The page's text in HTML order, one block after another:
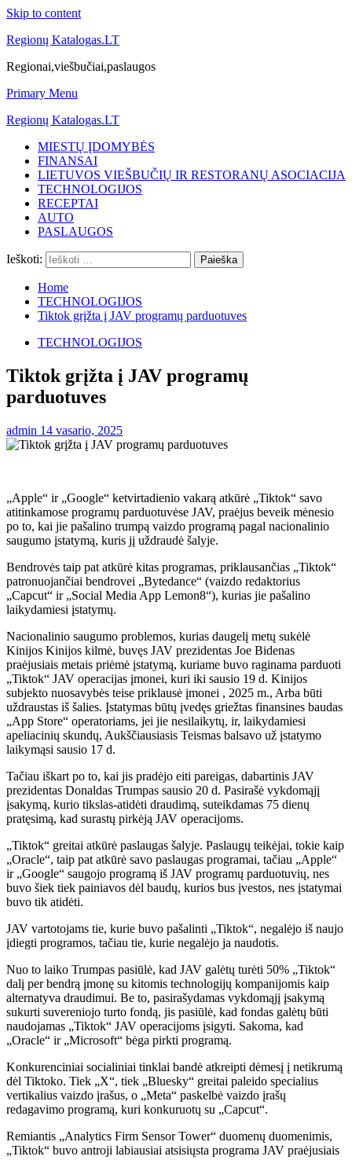
Skip to content
Regionų Katalogas.LT
Regionai,viešbučiai,paslaugos
Primary Menu
Regionų Katalogas.LT
MIESTŲ ĮDOMYBĖS
FINANSAI
LIETUVOS VIEŠBUČIŲ IR RESTORANŲ ASOCIACIJA
TECHNOLOGIJOS
RECEPTAI
AUTO
PASLAUGOS
Ieškoti:
Home
TECHNOLOGIJOS
Tiktok grįžta į JAV programų parduotuves
TECHNOLOGIJOS
Tiktok grįžta į JAV programų
parduotuves
admin 14 vasario, 2025
„Apple“ ir „Google“ ketvirtadienio vakarą atkūrė „Tiktok“ savo
atitinkamose programų parduotuvėse JAV, praėjus beveik mėnesio
po to, kai jie pašalino trumpą vaizdo programą pagal nacionalinio
saugumo įstatymą, kuris jį uždraudė šalyje.
Bendrovės taip pat atkūrė kitas programas, priklausančias „Tiktok“
patronuojančiai bendrovei „Bytedance“ (vaizdo redaktorius
„Capcut“ ir „Social Media App Lemon8“), kurias jie pašalino
laikydamiesi įstatymų.
Nacionalinio saugumo problemos, kurias daugelį metų sukėlė
Kinijos Kinijos kilmė, buvęs JAV prezidentas Joe Bidenas
praėjusiais metais priėmė įstatymą, kuriame buvo raginama parduoti
„Tiktok“ JAV operacijas įmonei, kuri iki sausio 19 d. Kinijos
subjekto nuosavybės teise priklausė įmonei , 2025 m., Arba būti
uždraustas iš šalies. Įstatymas būtų įvedęs griežtas finansines baudas
„App Store“ operatoriams, jei jie nesilaikytų, ir, laikydamiesi
apeliacinių skundų, Aukščiausiasis Teismas balsavo už įstatymo
laikymąsi sausio 17 d.
Tačiau iškart po to, kai jis pradėjo eiti pareigas, dabartinis JAV
prezidentas Donaldas Trumpas sausio 20 d. Pasirašė vykdomąjį
įsakymą, kurio tikslas-atidėti draudimą, suteikdamas 75 dienų
pratęsimą, kad surastų pirkėją JAV operacijoms.
„Tiktok“ greitai atkūrė paslaugas šalyje. Paslaugų teikėjai, tokie kaip
„Oracle“, taip pat atkūrė savo paslaugas programai, tačiau „Apple“
ir „Google“ saugojo programą iš JAV programų parduotuvių, nes
buvo šiek tiek painiavos dėl baudų, kurios bus įvestos, nes įstatymai
buvo tik atidėti.
JAV vartotojams tie, kurie buvo pašalinti „Tiktok“, negalėjo iš naujo
įdiegti programos, tačiau tie, kurie negalėjo ja naudotis.
Nuo to laiko Trumpas pasiūlė, kad JAV galėtų turėti 50% „Tiktok“
dalį per bendrą įmonę su kitomis technologijų kompanijomis kaip
alternatyva draudimui. Be to, pasirašydamas vykdomąjį įsakymą
sukurti suvereniojo turto fondą, jis pasiūlė, kad fondas galėtų būti
naudojamas „Tiktok“ JAV operacijoms įsigyti. Sakoma, kad
„Oracle“ ir „Microsoft“ bėga pirkti programą.
Konkurenciniai socialiniai tinklai bandė atkreipti dėmesį į netikrumą
dėl Tiktoko. Tiek „X“, tiek „Bluesky“ greitai paleido specialius
vertikalius vaizdo įrašus, o „Meta“ paskelbė vaizdo įrašų
redagavimo programą, kuri konkuruotų su „Capcut“.
Remiantis „Analytics Firm Sensor Tower“ duomenų duomenimis,
„Tiktok“ buvo antroji labiausiai atsisiųsta programa JAV praėjusiais